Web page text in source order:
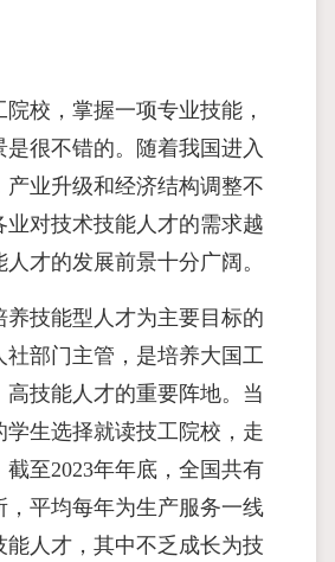
校，掌握一项专业技能，
很不错的。随着我国进入
产业升级和经济结构调整不
业对技术技能人才的需求越
才的发展前景十分广阔。
养技能型人才为主要目标的
社部门主管，是培养大国工
高技能人才的重要阵地。当
学生选择就读技工院校，走
至2023年年底，全国共有
，平均每年为生产服务一线
能人才，其中不乏成长为技